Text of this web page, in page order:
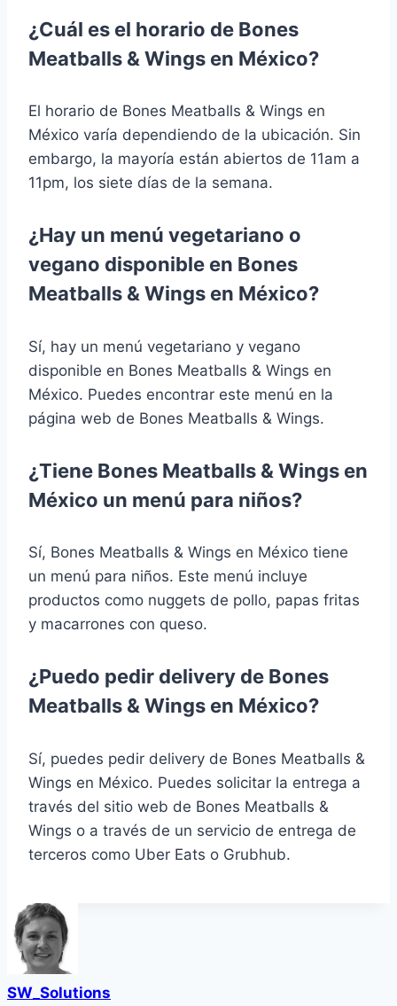
¿Cuál es el horario de Bones
Meatballs & Wings en México?
El horario de Bones Meatballs & Wings en
México varía dependiendo de la ubicación. Sin
embargo, la mayoría están abiertos de 11am a
11pm, los siete días de la semana.
¿Hay un menú vegetariano o
vegano disponible en Bones
Meatballs & Wings en México?
Sí, hay un menú vegetariano y vegano
disponible en Bones Meatballs & Wings en
México. Puedes encontrar este menú en la
página web de Bones Meatballs & Wings.
¿Tiene Bones Meatballs & Wings en
México un menú para niños?
Sí, Bones Meatballs & Wings en México tiene
un menú para niños. Este menú incluye
productos como nuggets de pollo, papas fritas
y macarrones con queso.
¿Puedo pedir delivery de Bones
Meatballs & Wings en México?
Sí, puedes pedir delivery de Bones Meatballs &
Wings en México. Puedes solicitar la entrega a
través del sitio web de Bones Meatballs &
Wings o a través de un servicio de entrega de
terceros como Uber Eats o Grubhub.
SW_Solutions